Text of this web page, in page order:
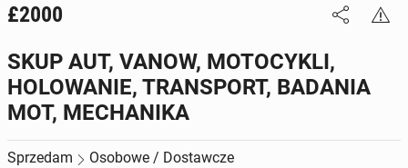
£2000
SKUP AUT, VANOW, MOTOCYKLI,
HOLOWANIE, TRANSPORT, BADANIA
MOT, MECHANIKA
Sprzedam Osobowe / Dostawcze